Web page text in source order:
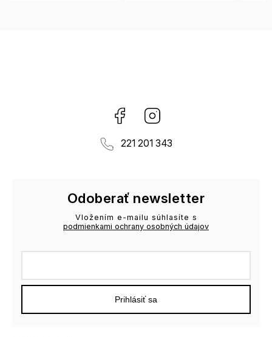
Facebook
221 201 343
Odoberať newsletter
Vložením e-mailu súhlasíte s
podmienkami ochrany osobných údajov
Prihlásiť sa